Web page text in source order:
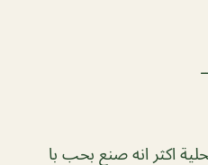
اكثر انه صنع بحب با